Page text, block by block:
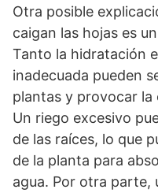
Otra posible
caigan las hojas es
Tanto la hidratación
inadecuada pueden
plantas y provocar la
Un riego excesivo
de las raíces, lo que
de la planta para
agua. Por otra parte,